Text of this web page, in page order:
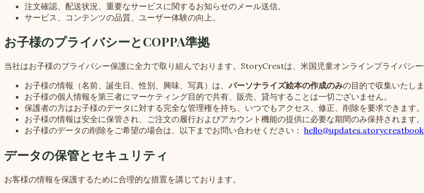
注文確認、配送状況、重要なサービスに関するお知らせのメール送信。
サービス、コンテンツの品質、ユーザー体験の向上。
お子様のプライバシーとCOPPA準拠
当社はお子様のプライバシー保護に全力で取り組んでおります。StoryCrestは、米国児童オンラインプライバシー
お子様の情報（名前、誕生日、性別、興味、写真）は、パーソナライズ絵本の作成のみの目的で収集いたしま
お子様の個人情報を第三者にマーケティング目的で共有、販売、貸与することは一切ございません。
保護者の方はお子様のデータに対する完全な管理権を持ち、いつでもアクセス、修正、削除を要求できます。
お子様の情報は安全に保管され、ご注文の履行およびアカウント機能の提供に必要な期間のみ保持されます。
お子様のデータの削除をご希望の場合は、以下までお問い合わせください：
データの保管とセキュリティ
お客様の情報を保護するために合理的な措置を講じております。